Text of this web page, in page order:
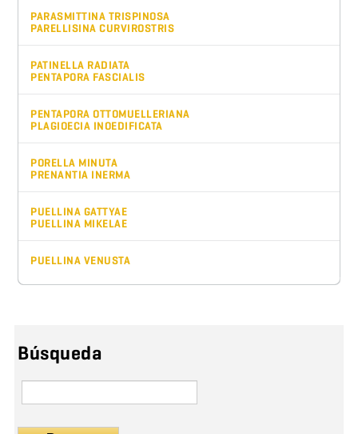
PARASMITTINA TRISPINOSA
PARELLISINA CURVIROSTRIS
PATINELLA RADIATA
PENTAPORA FASCIALIS
PENTAPORA OTTOMUELLERIANA
PLAGIOECIA INOEDIFICATA
PORELLA MINUTA
PRENANTIA INERMA
PUELLINA GATTYAE
PUELLINA MIKELAE
PUELLINA VENUSTA
Búsqueda